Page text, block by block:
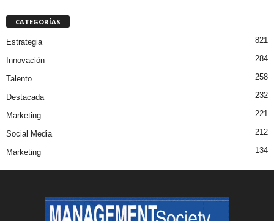
CATEGORÍAS
Estrategia 821
Innovación 284
Talento 258
Destacada 232
Marketing 221
Social Media 212
Marketing 134